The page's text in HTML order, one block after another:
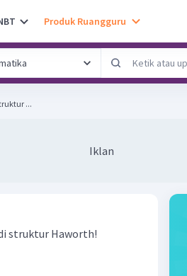
Produk Ruangguru
...
Iklan
struktur Haworth!